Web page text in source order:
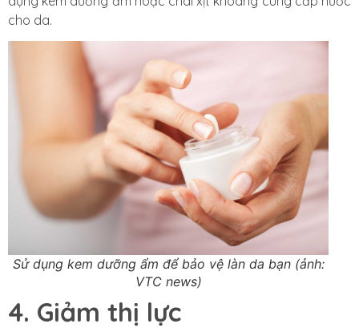
cho da.
Sử dụng kem dưỡng ẩm để bảo vệ làn da bạn (ảnh:
VTC news)
4. Giảm thị lực